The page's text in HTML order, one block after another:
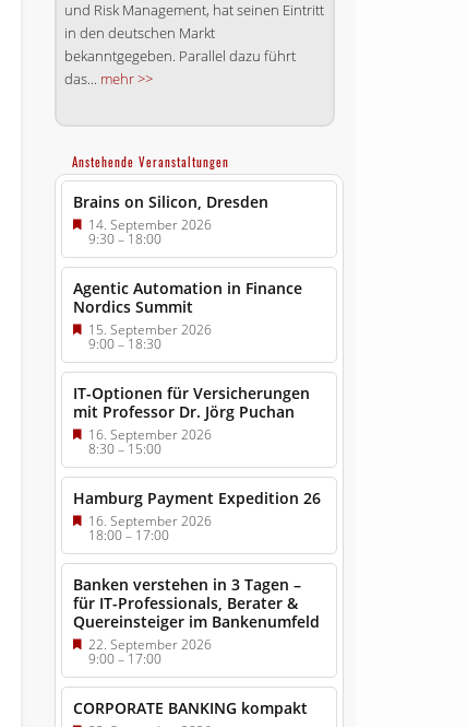
und Risk Management, hat seinen Eintritt
in den deutschen Markt
bekanntgegeben. Parallel dazu führt
das... mehr >>
Anstehende Veranstaltungen
Brains on Silicon, Dresden
14. September 2026
9:30– 18:00
Agentic Automation in Finance
Nordics Summit
15. September 2026
9:00– 18:30
IT-Optionen für Versicherungen
mit Professor Dr. Jörg Puchan
16. September 2026
8:30– 15:00
Hamburg Payment Expedition 26
16. September 2026
18:00– 17:00
Banken verstehen in 3 Tagen –
für IT-Professionals, Berater &
Quereinsteiger im Bankenumfeld
22. September 2026
9:00– 17:00
CORPORATE BANKING kompakt